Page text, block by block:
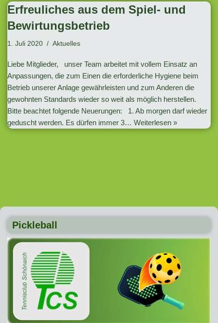
Erfreuliches aus dem Spiel- und
Bewirtungsbetrieb
1. Juli 2020 Aktuelles
Liebe Mitglieder, unser Team arbeitet mit vollem Einsatz an
Anpassungen, die zum Einen die erforderliche Hygiene beim
Betrieb unserer Anlage gewährleisten und zum Anderen die
gewohnten Standards wieder so weit als möglich herstellen.
Bitte beachtet folgende Neuerungen: 1. Ab morgen darf wieder
geduscht werden. Es dürfen immer 3… Weiterlesen »
Pickleball